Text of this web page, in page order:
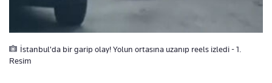
İstanbul'da bir garip olay! Yolun ortasına uzanıp reels izledi - 1.
Resim